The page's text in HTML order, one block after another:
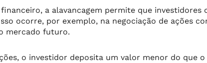
a alavancagem permite que investidores
ocorre, por exemplo, na negociação de ações
mercado futuro.
o investidor deposita um valor menor do que